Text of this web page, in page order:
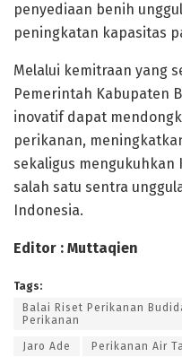
penyediaan benih
peningkatan kapasitas
Melalui kemitraan yang
Pemerintah Kabupaten
inovatif dapat
perikanan,
sekaligus mengukuhkan
salah satu sentra
Indonesia.
Editor : Muttaqien
Tags:
Balai Riset Perikanan
Perikanan
Jaro Ade Perikanan Air